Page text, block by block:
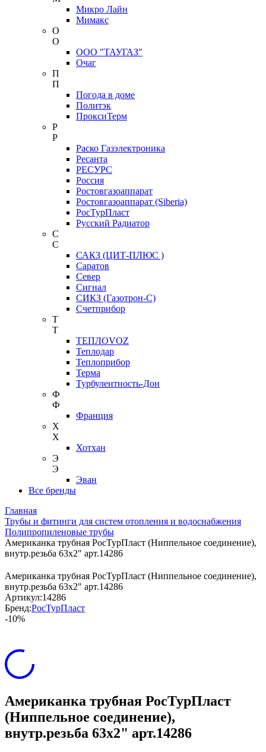
Микро Лайн
Мимакс
О
О
ООО "ТАУГАЗ"
Очаг
П
П
Погода в доме
Политэк
ПроксиТерм
Р
Р
Раско Газэлектроника
Ресанта
РЕСУРС
Россия
Ростовгазоаппарат
Ростовгазоаппарат (Siberia)
РосТурПласт
Русский Радиатор
С
С
САКЗ (ЦИТ-ПЛЮС )
Саратов
Север
Сигнал
СИКЗ (Газотрон-С)
Счетприбор
Т
Т
ТЕПЛОVOZ
Теплодар
Теплоприбор
Терма
Турбулентность-Дон
Ф
Ф
Франция
Х
Х
Хотхан
Э
Э
Эван
Все бренды
Главная
Трубы и фитинги для систем отопления и водоснабжения
Полипропиленовые трубы
Американка трубная РосТурПласт (Ниппельное соединение),
внутр.резьба 63х2" арт.14286
Американка трубная РосТурПласт (Ниппельное соединение),
внутр.резьба 63х2" арт.14286
Артикул:14286
Бренд:РосТурПласт
-10%
Американка трубная РосТурПласт
(Ниппельное соединение),
внутр.резьба 63х2" арт.14286